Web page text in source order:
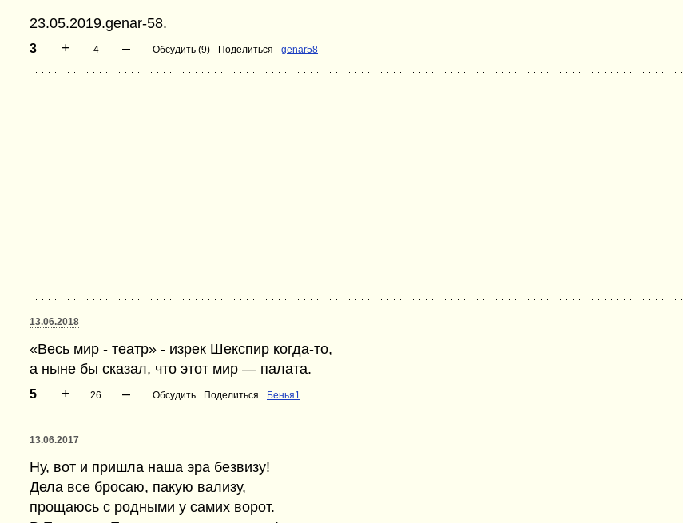
23.05.2019.genar-58.
3 + 4 – Обсудить (9) Поделиться genar58
13.06.2018
«Весь мир - театр» - изрек Шекспир когда-то,
а ныне бы сказал, что этот мир — палата.
5 + 26 – Обсудить Поделиться Бенья1
13.06.2017
Ну, вот и пришла наша эра безвизу!
Дела все бросаю, пакую вализу,
прощаюсь с родными у самих ворот.